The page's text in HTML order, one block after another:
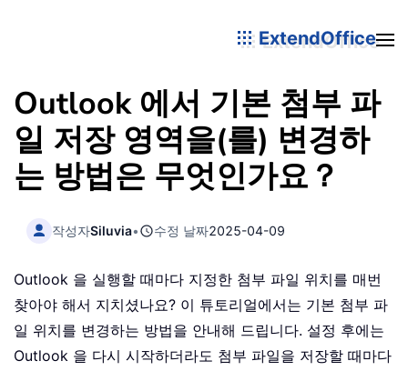
ExtendOffice
Outlook 에서 기본 첨부 파
일 저장 영역을(를) 변경하
는 방법은 무엇인가요？
작성자Siluvia• 수정 날짜2025-04-09
Outlook 을 실행할 때마다 지정한 첨부 파일 위치를 매번
찾아야 해서 지치셨나요? 이 튜토리얼에서는 기본 첨부 파
일 위치를 변경하는 방법을 안내해 드립니다. 설정 후에는
Outlook 을 다시 시작하더라도 첨부 파일을 저장할 때마다